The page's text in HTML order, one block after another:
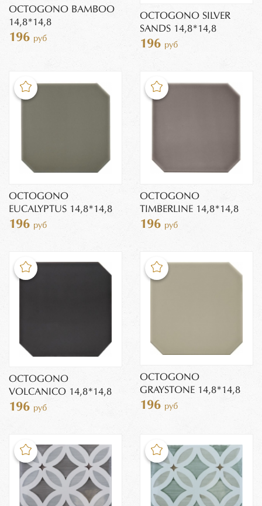
OCTOGONO BAMBOO
14,8*14,8
196 руб
OCTOGONO SILVER
SANDS 14,8*14,8
196 руб
OCTOGONO
EUCALYPTUS 14,8*14,8
196 руб
OCTOGONO
TIMBERLINE 14,8*14,8
196 руб
OCTOGONO
VOLCANICO 14,8*14,8
196 руб
OCTOGONO
GRAYSTONE 14,8*14,8
196 руб